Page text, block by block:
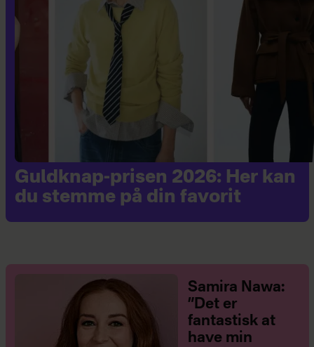
Guldknap-prisen 2026: Her kan
du stemme på din favorit
Samira Nawa:
”Det er
fantastisk at
have min